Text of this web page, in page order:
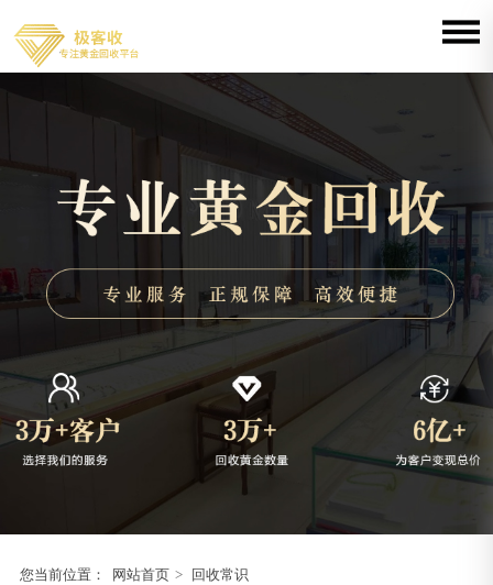
您当前位置： 网站首页 > 回收常识